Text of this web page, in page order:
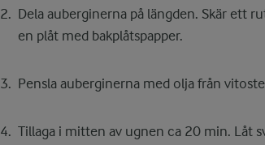
Dela auberginerna på längden. Skär ett
en plåt med bakplåtspapper.
Pensla auberginerna med olja från
Tillaga i mitten av ugnen ca 20 min. Låt